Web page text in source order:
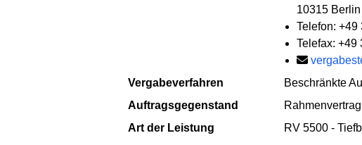
10315 Berlin
Telefon: +49
Telefax: +49
Vergabeverfahren
Beschränkte
Auftragsgegenstand
Art der Leistung
RV 5500 -